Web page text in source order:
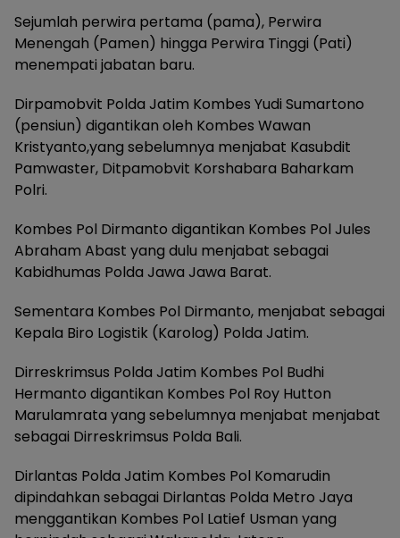
Sejumlah perwira pertama (pama), Perwira
Menengah (Pamen) hingga Perwira Tinggi (Pati)
menempati jabatan baru.
Dirpamobvit Polda Jatim Kombes Yudi Sumartono
(pensiun) digantikan oleh Kombes Wawan
Kristyanto,yang sebelumnya menjabat Kasubdit
Pamwaster, Ditpamobvit Korshabara Baharkam
Polri.
Kombes Pol Dirmanto digantikan Kombes Pol Jules
Abraham Abast yang dulu menjabat sebagai
Kabidhumas Polda Jawa Jawa Barat.
Sementara Kombes Pol Dirmanto, menjabat sebagai
Kepala Biro Logistik (Karolog) Polda Jatim.
Dirreskrimsus Polda Jatim Kombes Pol Budhi
Hermanto digantikan Kombes Pol Roy Hutton
Marulamrata yang sebelumnya menjabat menjabat
sebagai Dirreskrimsus Polda Bali.
Dirlantas Polda Jatim Kombes Pol Komarudin
dipindahkan sebagai Dirlantas Polda Metro Jaya
menggantikan Kombes Pol Latief Usman yang